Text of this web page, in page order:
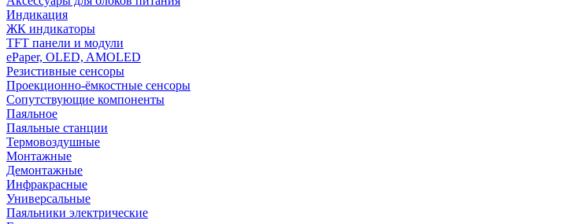
Индикация
ЖК индикаторы
TFT панели и модули
ePaper, OLED, AMOLED
Резистивные сенсоры
Проекционно-ёмкостные сенсоры
Сопутствующие компоненты
Паяльное
Паяльные станции
Термовоздушные
Монтажные
Демонтажные
Инфракрасные
Универсальные
Паяльники электрические